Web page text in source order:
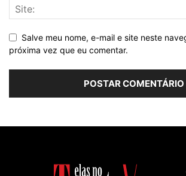
Salve meu nome, e-mail e site neste
próxima vez que eu comentar.